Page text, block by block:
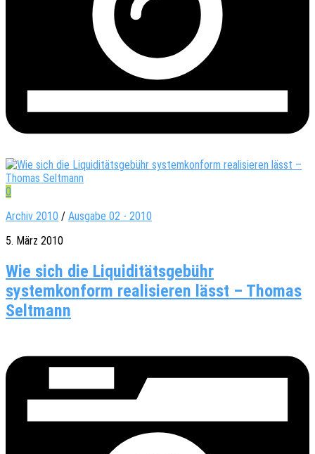
0
Archiv 2010 / Ausgabe 02 - 2010
5. März 2010
Wie sich die Liquiditätsgebühr
systemkonform realisieren lässt – Thomas
Seltmann